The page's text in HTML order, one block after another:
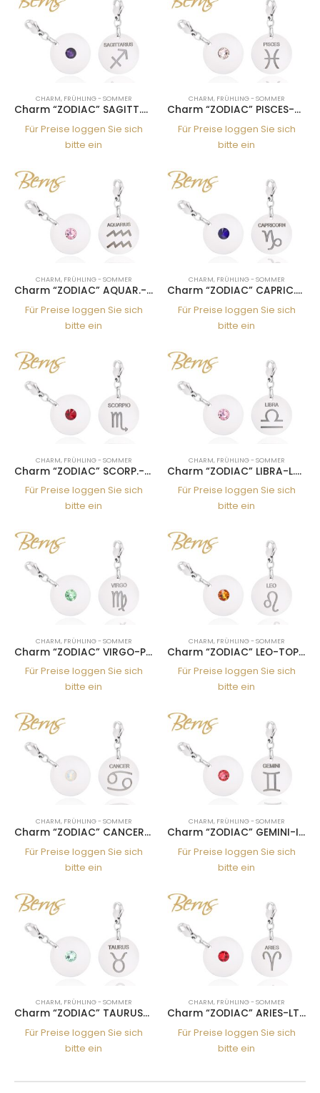
CHARM, FRÜHLING - SOMMER
Charm “ZODIAC” SAGITT.-PVEL
Für Preise loggen Sie sich
bitte ein
CHARM, FRÜHLING - SOMMER
Charm “ZODIAC” PISCES-SILK
Für Preise loggen Sie sich
bitte ein
CHARM, FRÜHLING - SOMMER
Charm “ZODIAC” AQUAR.-L.ROS
Für Preise loggen Sie sich
bitte ein
CHARM, FRÜHLING - SOMMER
Charm “ZODIAC” CAPRIC.-COB
Für Preise loggen Sie sich
bitte ein
CHARM, FRÜHLING - SOMMER
Charm “ZODIAC” SCORP.-SIAM
Für Preise loggen Sie sich
bitte ein
CHARM, FRÜHLING - SOMMER
Charm “ZODIAC” LIBRA-L.ROSE
Für Preise loggen Sie sich
bitte ein
CHARM, FRÜHLING - SOMMER
Charm “ZODIAC” VIRGO-PERI
Für Preise loggen Sie sich
bitte ein
CHARM, FRÜHLING - SOMMER
Charm “ZODIAC” LEO-TOPAZ
Für Preise loggen Sie sich
bitte ein
CHARM, FRÜHLING - SOMMER
Charm “ZODIAC” CANCER-WH.OP
Für Preise loggen Sie sich
bitte ein
CHARM, FRÜHLING - SOMMER
Charm “ZODIAC” GEMINI-INDP.
Für Preise loggen Sie sich
bitte ein
CHARM, FRÜHLING - SOMMER
Charm “ZODIAC” TAURUS-CHRYS
Für Preise loggen Sie sich
bitte ein
CHARM, FRÜHLING - SOMMER
Charm “ZODIAC” ARIES-LT.SIA
Für Preise loggen Sie sich
bitte ein